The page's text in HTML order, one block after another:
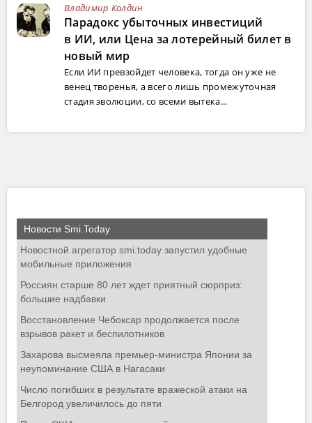
Владимир Колдин
Парадокс убыточных инвестиций
в ИИ, или Цена за лотерейный билет в
новый мир
Если ИИ превзойдет человека, тогда он уже не
венец творенья, а всего лишь промежуточная
стадия эволюции, со всеми вытека...